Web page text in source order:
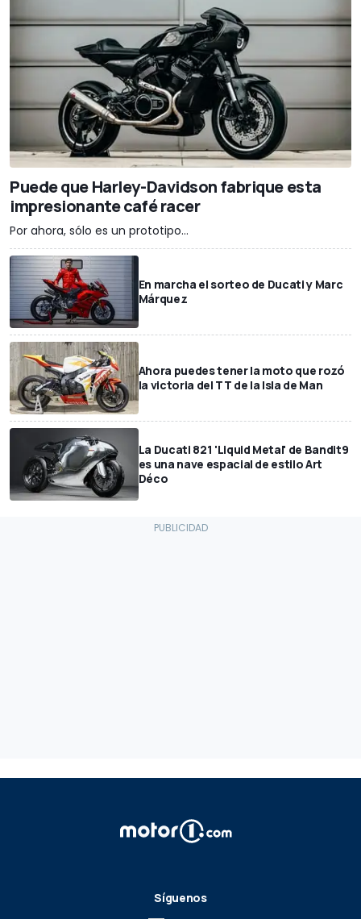
Puede que Harley-Davidson fabrique esta
impresionante café racer
Por ahora, sólo es un prototipo...
En marcha el sorteo de Ducati y Marc
Márquez
Ahora puedes tener la moto que rozó
la victoria del TT de la Isla de Man
La Ducati 821 'Liquid Metal' de Bandit9
es una nave espacial de estilo Art
Déco
Síguenos